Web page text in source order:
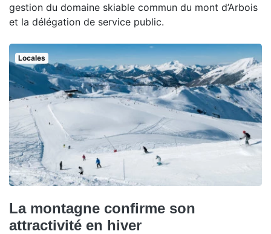
gestion du domaine skiable commun du mont d’Arbois
et la délégation de service public.
Locales
La montagne confirme son
attractivité en hiver